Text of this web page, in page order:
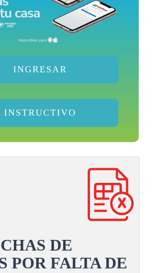
INGRESAR
INSTRUCTIVO
DE
POR FALTA DE